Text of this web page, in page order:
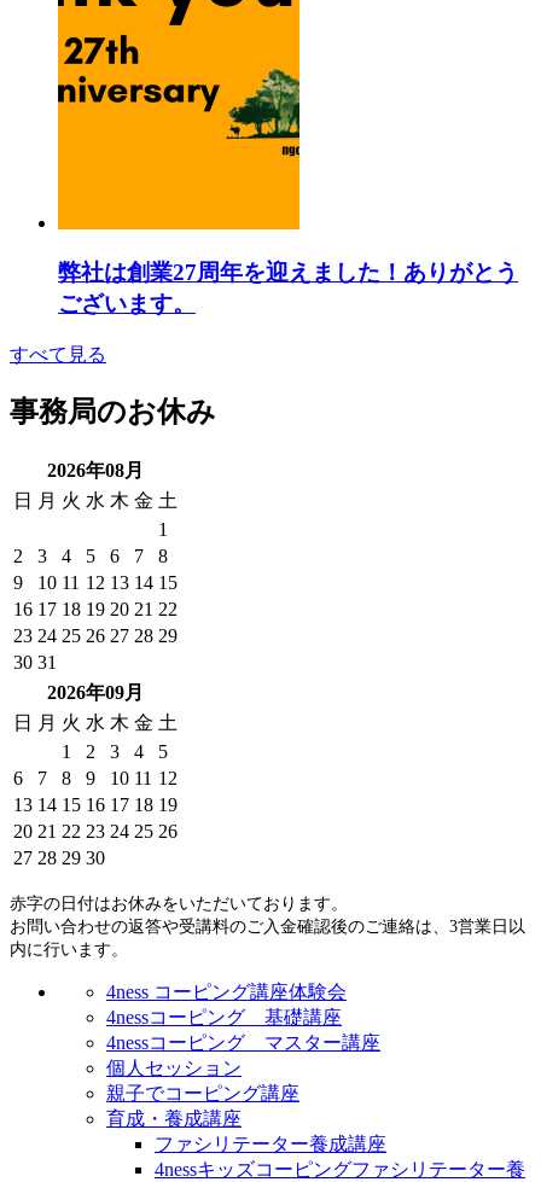
弊社は創業27周年を迎えました！ありがとう
ございます。
すべて見る
事務局のお休み
2026年08月
日
月 火 水 木 金 土
1
2
3 4 5 6 7
8
9
10 11 12 13 14 15
16 17 18 19 20 21 22
23 24 25 26 27 28 29
30 31
2026年09月
日
月 火 水 木 金 土
1
2 3 4
5
6
7 8 9 10 11 12
13 14 15 16 17 18 19
20 21 22 23 24 25 26
27 28 29 30
赤字の日付はお休みをいただいております。
お問い合わせの返答や受講料のご入金確認後のご連絡は、3営業日以
内に行います。
4ness コーピング講座体験会
4nessコーピング 基礎講座
4nessコーピング マスター講座
個人セッション
親子でコーピング講座
育成・養成講座
ファシリテーター養成講座
4nessキッズコーピングファシリテーター養